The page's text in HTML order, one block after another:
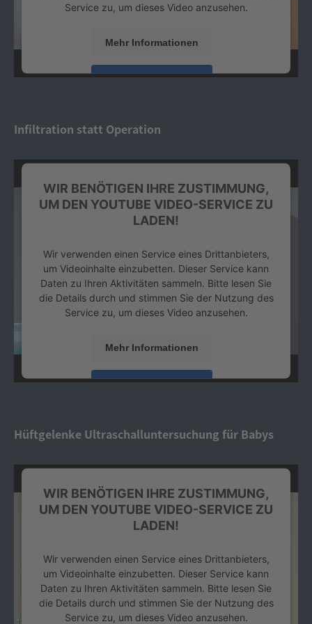
Service zu, um dieses Video anzusehen.
Mehr Informationen
Akzeptieren
Infiltration statt Operation
WIR BENÖTIGEN IHRE ZUSTIMMUNG,
UM DEN YOUTUBE VIDEO-SERVICE ZU
LADEN!
Wir verwenden einen Service eines Drittanbieters,
um Videoinhalte einzubetten. Dieser Service kann
Daten zu Ihren Aktivitäten sammeln. Bitte lesen Sie
die Details durch und stimmen Sie der Nutzung des
Service zu, um dieses Video anzusehen.
Mehr Informationen
Akzeptieren
Hüftgelenke Ultraschalluntersuchung für Babys
WIR BENÖTIGEN IHRE ZUSTIMMUNG,
UM DEN YOUTUBE VIDEO-SERVICE ZU
LADEN!
Wir verwenden einen Service eines Drittanbieters,
um Videoinhalte einzubetten. Dieser Service kann
Daten zu Ihren Aktivitäten sammeln. Bitte lesen Sie
die Details durch und stimmen Sie der Nutzung des
Service zu, um dieses Video anzusehen.